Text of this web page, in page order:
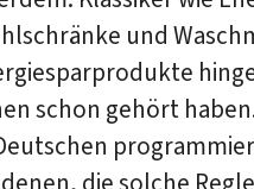
und
schon gehört